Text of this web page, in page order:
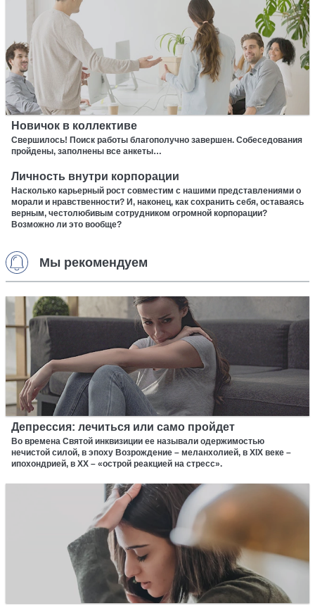
Новичок в коллективе
Свершилось! Поиск работы благополучно завершен. Собеседования
пройдены, заполнены все анкеты…
Личность внутри корпорации
Насколько карьерный рост совместим с нашими представлениями о
морали и нравственности? И, наконец, как сохранить себя, оставаясь
верным, честолюбивым сотрудником огромной корпорации?
Возможно ли это вообще?
Мы рекомендуем
Депрессия: лечиться или само пройдет
Во времена Святой инквизиции ее называли одержимостью
нечистой силой, в эпоху Возрождение – меланхолией, в XIX веке –
ипохондрией, в XX – «острой реакцией на стресс».